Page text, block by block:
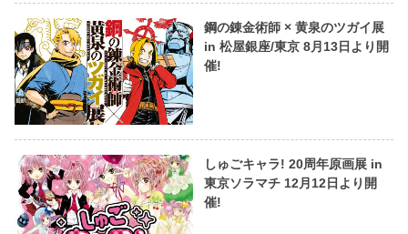
鋼の錬金術師 × 黄泉のツガイ展
in 松屋銀座/東京 8月13日より開
催!
しゅごキャラ! 20周年原画展 in
東京ソラマチ 12月12日より開
催!